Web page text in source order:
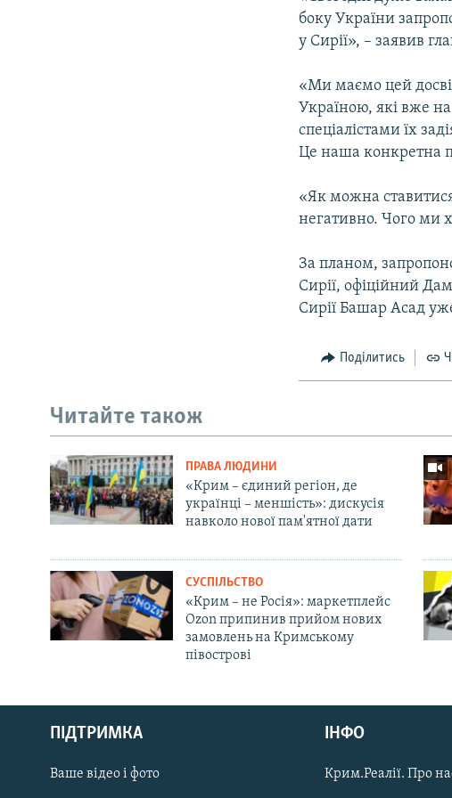
Русский
Qırımtatar
ДОЛУЧАЙСЯ!
боку України
у Сирії», – заявив
«Ми маємо цей
Україною, які вже на
спеціалістами їх
Це наша конкретна
«Як можна
негативно. Чого ми
За планом,
Сирії, офіційний
Сирії Башар Асад
Поділитись
Читайте також
ПРАВА ЛЮДИНИ
«Крим – єдиний регіон, де
українці – меншість»: дискусія
навколо нової пам'ятної дати
СУСПІЛЬСТВО
«Крим – не Росія»: маркетплейс
Ozon припинив прийом нових
замовлень на Кримському
півострові
ПІДТРИМКА
Ваше відео і фото
ІНФО
Крим.Реалії. Про